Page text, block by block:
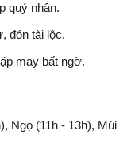
quý nhân.
đón tài lộc.
may bất ngờ.
Ngọ (11h - 13h), Mùi